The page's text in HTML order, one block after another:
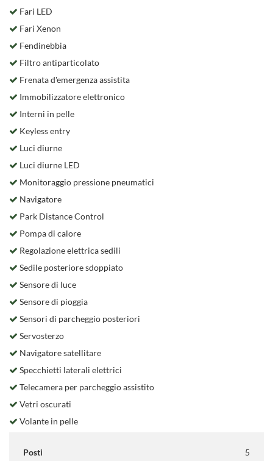
Fari LED
Fari Xenon
Fendinebbia
Filtro antiparticolato
Frenata d'emergenza assistita
Immobilizzatore elettronico
Interni in pelle
Keyless entry
Luci diurne
Luci diurne LED
Monitoraggio pressione pneumatici
Navigatore
Park Distance Control
Pompa di calore
Regolazione elettrica sedili
Sedile posteriore sdoppiato
Sensore di luce
Sensore di pioggia
Sensori di parcheggio posteriori
Servosterzo
Navigatore satellitare
Specchietti laterali elettrici
Telecamera per parcheggio assistito
Vetri oscurati
Volante in pelle
Posti 5